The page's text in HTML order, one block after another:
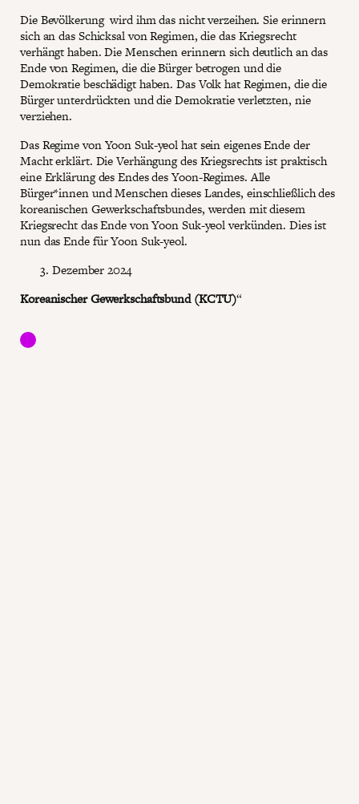
Die Bevölkerung wird ihm das nicht verzeihen. Sie erinnern
sich an das Schicksal von Regimen, die das Kriegsrecht
verhängt haben. Die Menschen erinnern sich deutlich an das
Ende von Regimen, die die Bürger betrogen und die
Demokratie beschädigt haben. Das Volk hat Regimen, die die
Bürger unterdrückten und die Demokratie verletzten, nie
verziehen.
Das Regime von Yoon Suk-yeol hat sein eigenes Ende der
Macht erklärt. Die Verhängung des Kriegsrechts ist praktisch
eine Erklärung des Endes des Yoon-Regimes. Alle
Bürger*innen und Menschen dieses Landes, einschließlich des
koreanischen Gewerkschaftsbundes, werden mit diesem
Kriegsrecht das Ende von Yoon Suk-yeol verkünden. Dies ist
nun das Ende für Yoon Suk-yeol.
Dezember 2024
Koreanischer Gewerkschaftsbund (KCTU)“